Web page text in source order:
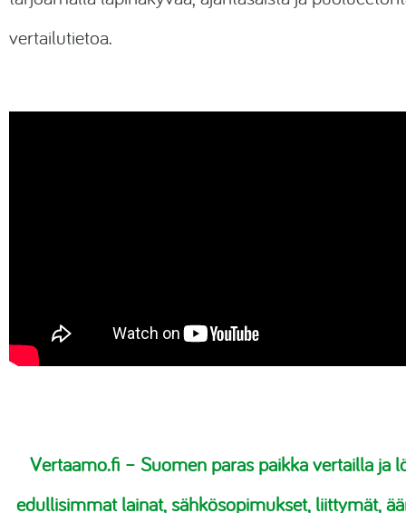
vertailutietoa.
Vertaamo.fi– Suomen paras paikka vertailla ja
edullisimmat lainat, sähkösopimukset, liittymät,